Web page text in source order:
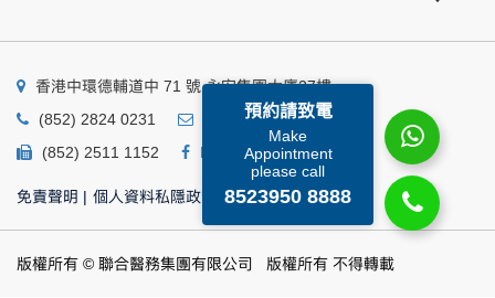
預約請致電
Make
Appointment
please call
8523950 8888
香港中環德輔道中 71 號 永安集團大廈27樓
(852) 2824 0231
business@ump.com.hk
(852) 2511 1152
Facebook Linkedin
免責聲明 | 個人資料私隱政策 | 個人資料收集聲明
版權所有 © 聯合醫務集團有限公司 版權所有 不得轉載